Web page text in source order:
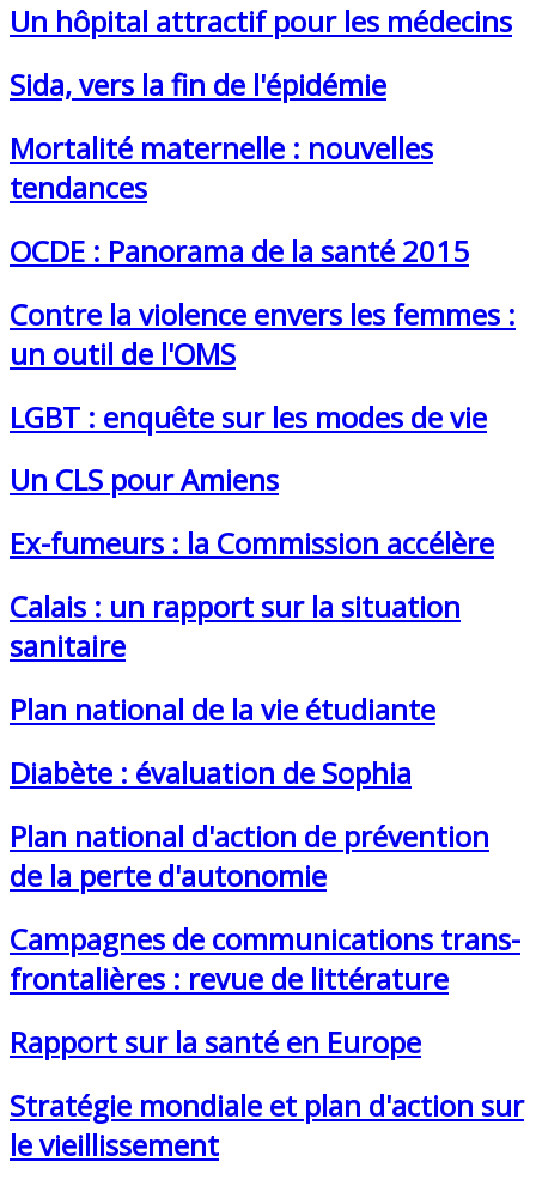
Un hôpital attractif pour les médecins
Sida, vers la fin de l'épidémie
Mortalité maternelle : nouvelles
tendances
OCDE : Panorama de la santé 2015
Contre la violence envers les femmes :
un outil de l'OMS
LGBT : enquête sur les modes de vie
Un CLS pour Amiens
Ex-fumeurs : la Commission accélère
Calais : un rapport sur la situation
sanitaire
Plan national de la vie étudiante
Diabète : évaluation de Sophia
Plan national d'action de prévention
de la perte d'autonomie
Campagnes de communications trans-
frontalières : revue de littérature
Rapport sur la santé en Europe
Stratégie mondiale et plan d'action sur
le vieillissement